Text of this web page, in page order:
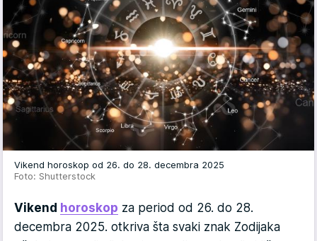
Vikend horoskop od 26. do 28. decembra 2025
Foto: Shutterstock
Vikend horoskop za period od 26. do 28.
decembra 2025. otkriva šta svaki znak Zodijaka